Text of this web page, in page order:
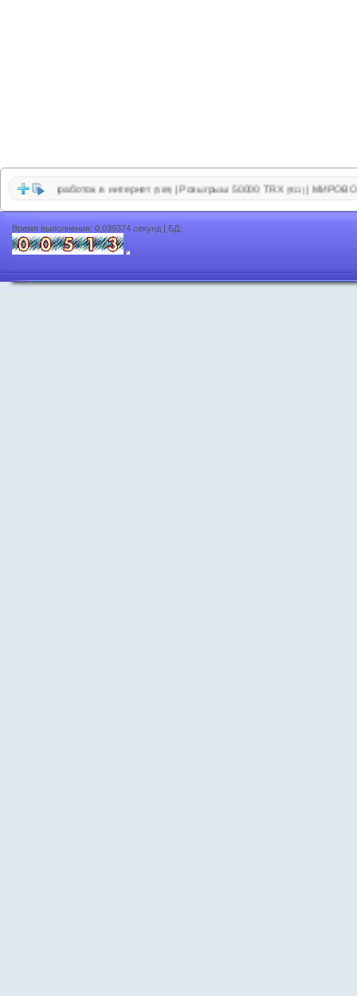
заработок в интернет(589)|Розыгрыш 50000 TRX(911) |
Время выполнения: 0,039374 секунд | БД: